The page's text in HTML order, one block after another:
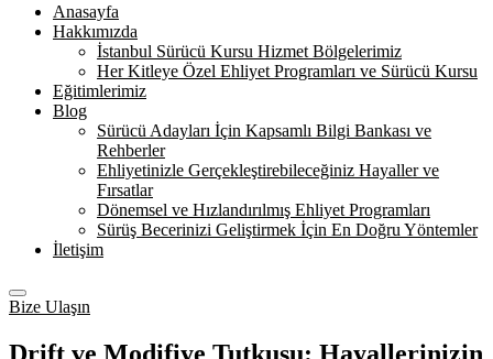
Anasayfa
Hakkımızda
İstanbul Sürücü Kursu Hizmet Bölgelerimiz
Her Kitleye Özel Ehliyet Programları ve Sürücü Kursu
Eğitimlerimiz
Blog
Sürücü Adayları İçin Kapsamlı Bilgi Bankası ve
Rehberler
Ehliyetinizle Gerçekleştirebileceğiniz Hayaller ve
Fırsatlar
Dönemsel ve Hızlandırılmış Ehliyet Programları
Sürüş Becerinizi Geliştirmek İçin En Doğru Yöntemler
İletişim
Bize Ulaşın
Drift ve Modifiye Tutkusu: Hayallerinizin